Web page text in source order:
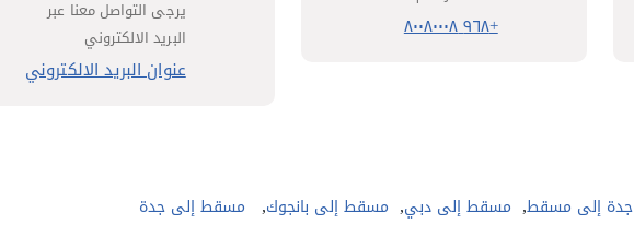
+٩٦٨ ٨٠٠٨٠٠٠٨
يرجى التواصل معنا عبر
البريد الالكتروني
عنوان البريد الالكتروني
جدة إلى مسقط, مسقط إلى دبي, مسقط إلى بانجوك, مسقط إلى جدة